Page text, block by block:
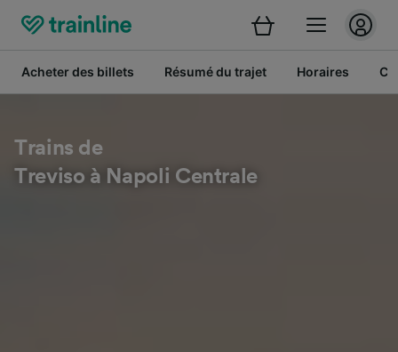
Acheter des billets Résumé du trajet Horaires
Trains de
Treviso à Napoli Centrale